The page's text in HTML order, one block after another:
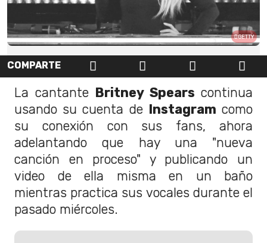
GETTY
COMPARTE
La cantante Britney Spears continua
usando su cuenta de Instagram como
su conexión con sus fans, ahora
adelantando que hay una "nueva
canción en proceso" y publicando un
video de ella misma en un baño
mientras practica sus vocales durante el
pasado miércoles.